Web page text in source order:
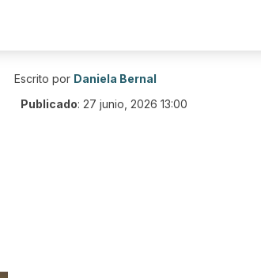
Escrito por Daniela Bernal
Publicado: 27 junio, 2026 13:00